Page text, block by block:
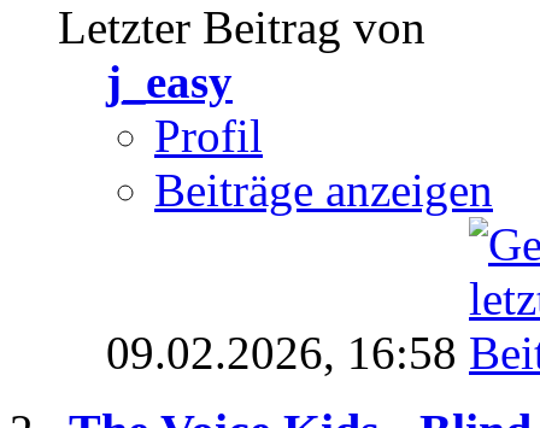
Letzter Beitrag von
j_easy
Profil
Beiträge anzeigen
09.02.2026, 16:58